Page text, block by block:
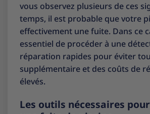
vous observez plusieurs de ces
temps, il est probable que votre
effectivement une fuite. Dans ce
essentiel de procéder à une
réparation rapides pour éviter
supplémentaire et des coûts de
élevés.
Les outils nécessaires